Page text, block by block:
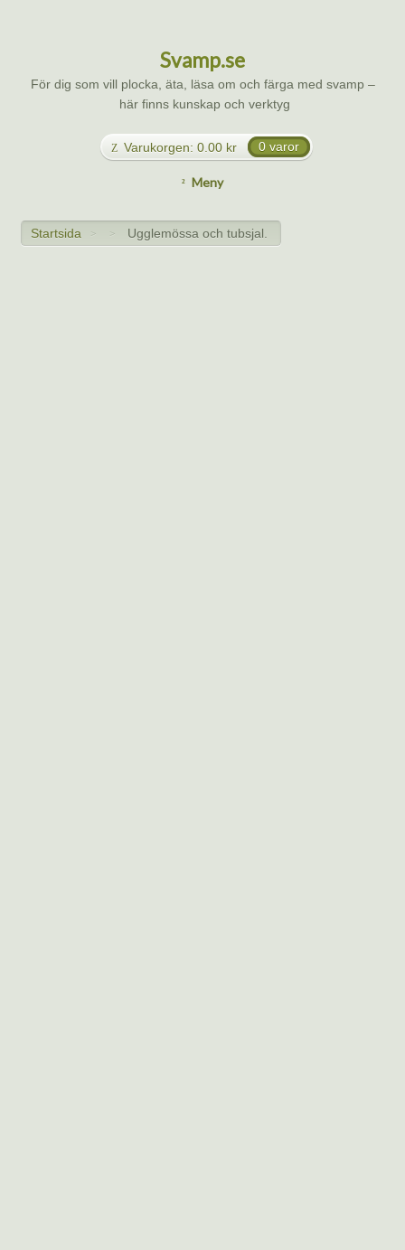
Svamp.se
För dig som vill plocka, äta, läsa om och färga med svamp –
här finns kunskap och verktyg
Varukorgen: 0.00 kr 0 varor
Meny
Startsida > > Ugglemössa och tubsjal.